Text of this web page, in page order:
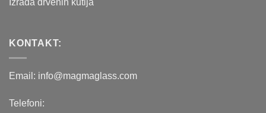
KONTAKT:
Email: info@magmaglass.com
Telefoni: